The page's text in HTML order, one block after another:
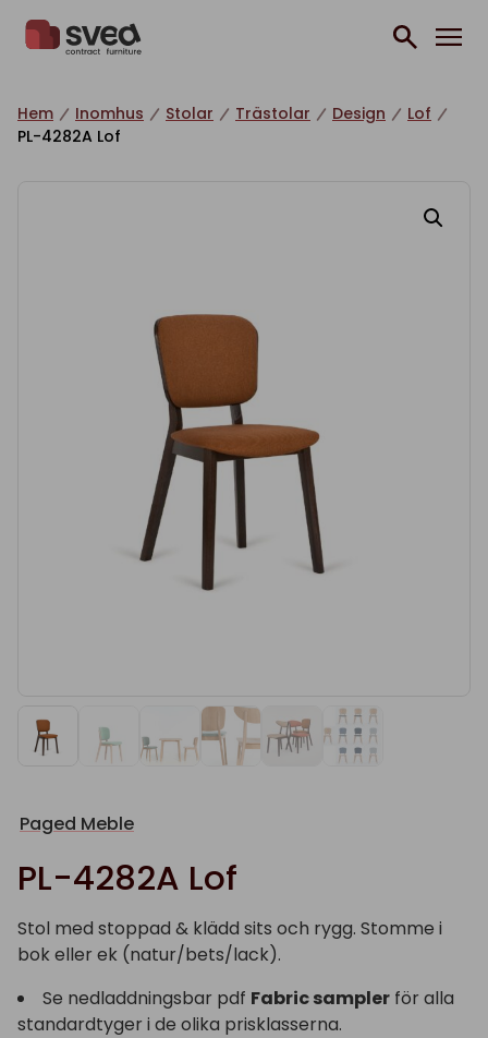
Hem Inomhus Stolar Trästolar Design
Lof
PL-4282A Lof
Paged Meble
PL-4282A Lof
Stol med stoppad & klädd sits och rygg. Stomme i
bok eller ek (natur/bets/lack).
Se nedladdningsbar pdf Fabric sampler för alla
standardtyger i de olika prisklasserna.